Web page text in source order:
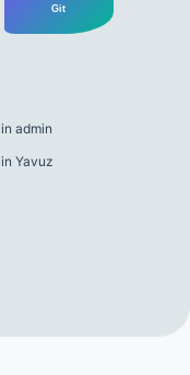
admin
Yavuz